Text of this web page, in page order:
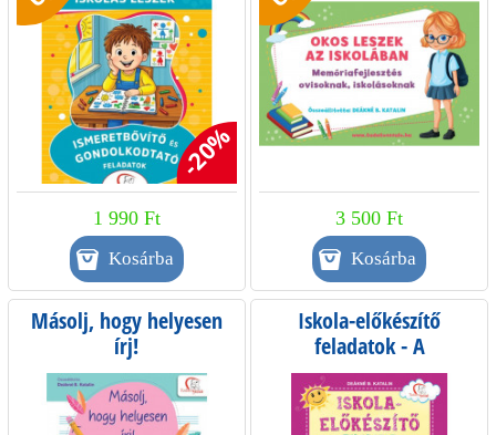
0. osztály
-20%
1 990 Ft 3 500 Ft
Másolj, hogy helyesen
írj!
Iskola-előkészítő
feladatok - A
figyelemtartás edzéséhez